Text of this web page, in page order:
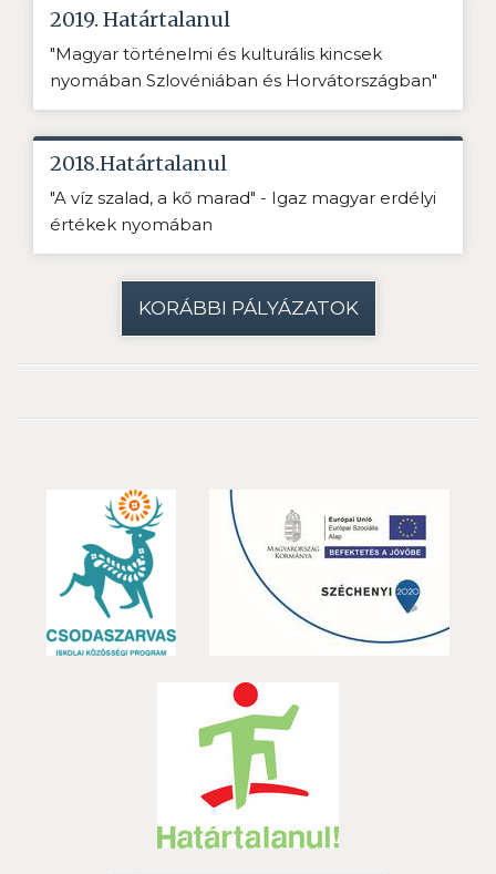
2019. Határtalanul
"Magyar történelmi és kulturális kincsek
nyomában Szlovéniában és Horvátországban"
2018.Határtalanul
"A víz szalad, a kő marad" - Igaz magyar erdélyi
értékek nyomában
KORÁBBI PÁLYÁZATOK